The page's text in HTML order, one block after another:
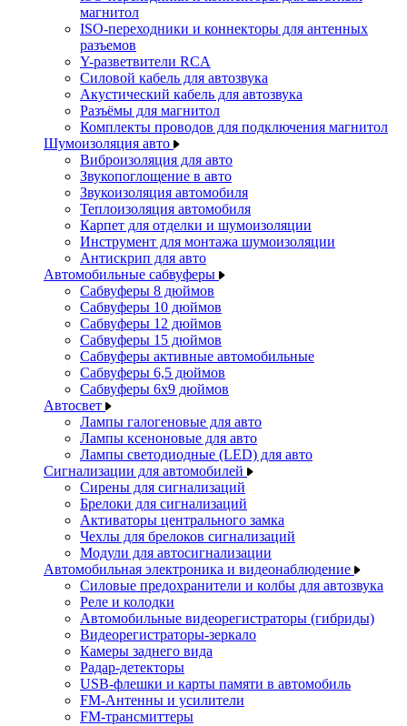
магнитол
ISO-переходники и коннекторы для антенных
разъемов
Y-разветвители RCA
Силовой кабель для автозвука
Акустический кабель для автозвука
Разъёмы для магнитол
Комплекты проводов для подключения магнитол
Шумоизоляция авто
Виброизоляция для авто
Звукопоглощение в авто
Звукоизоляция автомобиля
Теплоизоляция автомобиля
Карпет для отделки и шумоизоляции
Инструмент для монтажа шумоизоляции
Антискрип для авто
Автомобильные сабвуферы
Сабвуферы 8 дюймов
Сабвуферы 10 дюймов
Сабвуферы 12 дюймов
Сабвуферы 15 дюймов
Сабвуферы активные автомобильные
Сабвуферы 6,5 дюймов
Сабвуферы 6x9 дюймов
Автосвет
Лампы галогеновые для авто
Лампы ксеноновые для авто
Лампы светодиодные (LED) для авто
Сигнализации для автомобилей
Сирены для сигнализаций
Брелоки для сигнализаций
Активаторы центрального замка
Чехлы для брелоков сигнализаций
Модули для автосигнализации
Автомобильная электроника и видеонаблюдение
Силовые предохранители и колбы для автозвука
Реле и колодки
Автомобильные видеорегистраторы (гибриды)
Видеорегистраторы-зеркало
Камеры заднего вида
Радар-детекторы
USB-флешки и карты памяти в автомобиль
FM-Антенны и усилители
FM-трансмиттеры